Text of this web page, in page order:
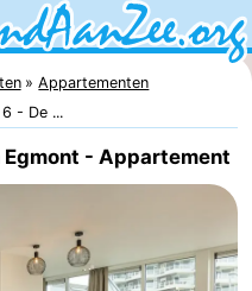
Appartementen
- De ...
Egmont - Appartement